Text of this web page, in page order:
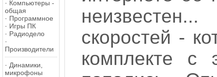
· Компьютеры -
общая
· Программное
· Игры ПК
· Радиодело
·
Производители
· Динамики,
микрофоны
скоростей -
комплекте